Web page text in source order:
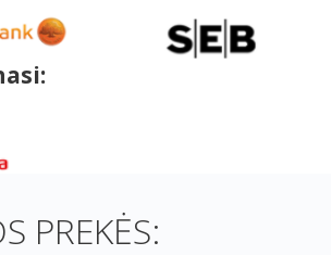
PREKĖS: